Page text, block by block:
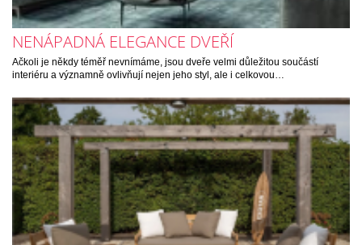
NENÁPADNÁ ELEGANCE DVEŘÍ
Ačkoli je někdy téměř nevnímáme, jsou dveře velmi důležitou součástí
interiéru a významně ovlivňují nejen jeho styl, ale i celkovou…